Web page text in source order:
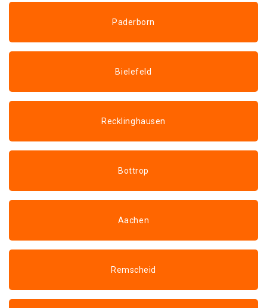
Paderborn
Bielefeld
Recklinghausen
Bottrop
Aachen
Remscheid